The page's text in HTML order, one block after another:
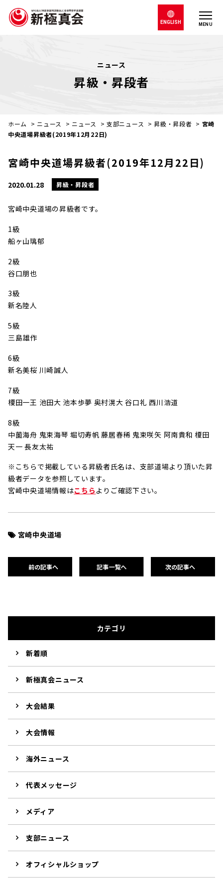
MENU
ENGLISH
ニュース
昇級・昇段者
ホーム > ニュース > ニュース >支部ニュース >昇級・昇段者 > 宮崎
中央道場昇級者(2019年12月22日)
宮崎中央道場昇級者(2019年12月22日)
2020.01.28 昇級・昇段者
宮崎中央道場の昇級者です。
1級
船ヶ山璃郁
2級
谷口朋也
3級
新名陸人
5級
三島雄作
6級
新名美桜 川崎誠人
7級
榎田一王 池田大 池本歩夢 奥村滉大 谷口礼 西川浩道
8級
中薗海舟 鬼束海琴 堀切寿帆 藤居春稀 鬼束咲矢 阿南貴和 榎田
天一 長友太祐
※こちらで掲載している昇級者氏名は、支部道場より頂いた昇
級者データを参照しています。
宮崎中央道場情報はこちら よりご確認下さい。
宮崎中央道場
前の記事へ 記事一覧へ 次の記事へ
カテゴリ
新着順
新極真会ニュース
大会結果
大会情報
海外ニュース
代表メッセージ
メディア
支部ニュース
オフィシャルショップ